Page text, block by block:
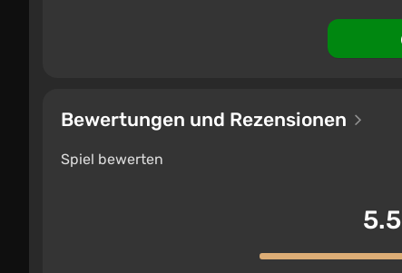
Bewertungen und Rezensionen
Spiel bewerten
5.5